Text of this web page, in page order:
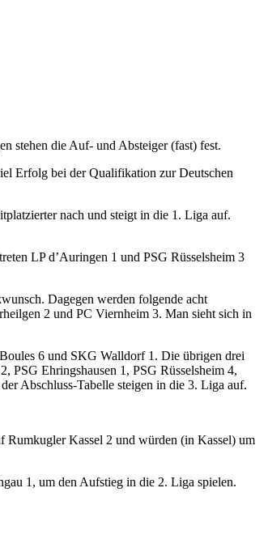
stehen die Auf- und Absteiger (fast) fest.
Erfolg bei der Qualifikation zur Deutschen
nach und steigt in die 1. Liga auf.
LP d’Auringen 1 und PSG Rüsselsheim 3
Dagegen werden folgende acht
2 und PC Viernheim 3. Man sieht sich in
6 und SKG Walldorf 1. Die übrigen drei
PSG Ehringshausen 1, PSG Rüsselsheim 4,
Abschluss-Tabelle steigen in die 3. Liga auf.
Rumkugler Kassel 2 und würden (in Kassel) um
1, um den Aufstieg in die 2. Liga spielen.